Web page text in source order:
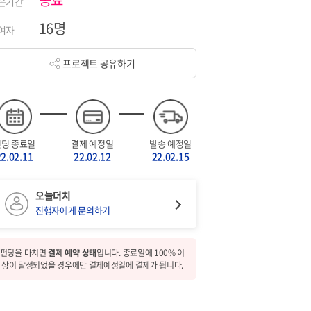
자 16명
프로젝트 공유하기
종료일 결제 예정일
22.02.12
발송 예정일
22.02.15
오늘더치
진행자에게 문의하기
펀딩을 마치면결제 예약 상태입니다. 종료일에 100% 이
상이 달성되었을 경우에만 결제예정일에 결제가 됩니다.